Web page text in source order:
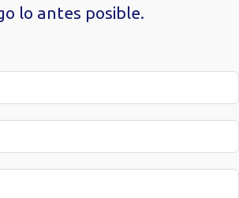
lo antes posible.